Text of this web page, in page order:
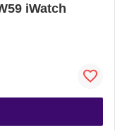
iWatch